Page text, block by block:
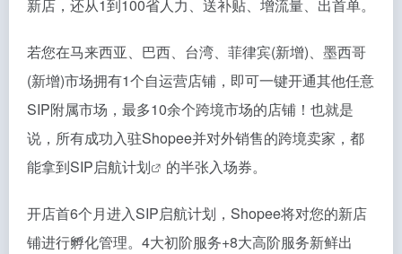
新店，还从1到100省人力、送补贴、增流量、出首单。
若您在马来西亚、巴西、台湾、菲律宾(新增)、墨西哥
(新增)市场拥有1个自运营店铺，即可一键开通其他任意
SIP附属市场，最多10余个跨境市场的店铺！也就是
说，所有成功入驻Shopee并对外销售的跨境卖家，都
能拿到SIP启航计划 的半张入场券。
开店首6个月进入SIP启航计划，Shopee将对您的新店
铺进行孵化管理。4大初阶服务+8大高阶服务新鲜出